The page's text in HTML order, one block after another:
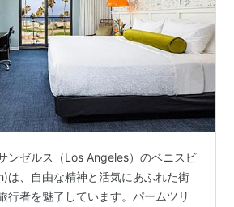
ンゼルス（Los Angeles）のベニスビ
は、自由な精神と活気にあふれた街
行者を魅了しています。パームツリ